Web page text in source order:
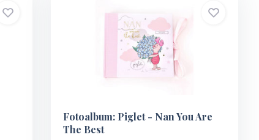
Fotoalbum: Piglet - Nan You Are
The Best